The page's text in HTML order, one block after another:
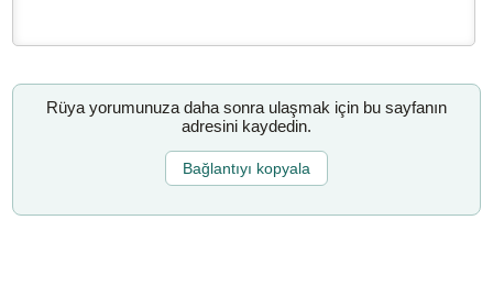
Rüya yorumunuza daha sonra ulaşmak için bu sayfanın
adresini kaydedin.
Bağlantıyı kopyala